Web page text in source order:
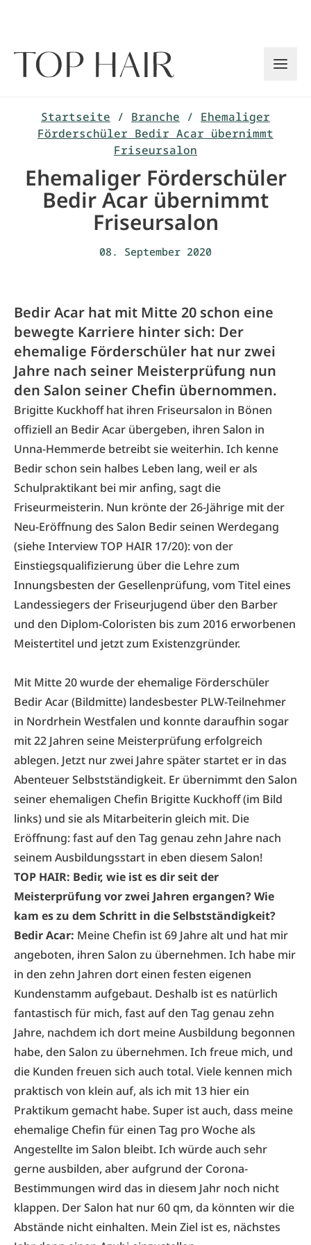
Startseite / Branche / Ehemaliger
Förderschüler Bedir Acar übernimmt
Friseursalon
Ehemaliger Förderschüler
Bedir Acar übernimmt
Friseursalon
08. September 2020
Bedir Acar hat mit Mitte 20 schon eine
bewegte Karriere hinter sich: Der
ehemalige Förderschüler hat nur zwei
Jahre nach seiner Meisterprüfung nun
den Salon seiner Chefin übernommen.
Brigitte Kuckhoff hat ihren Friseursalon in Bönen
offiziell an Bedir Acar übergeben, ihren Salon in
Unna-Hemmerde betreibt sie weiterhin. Ich kenne
Bedir schon sein halbes Leben lang, weil er als
Schulpraktikant bei mir anfing, sagt die
Friseurmeisterin. Nun krönte der 26-Jährige mit der
Neu-Eröffnung des Salon Bedir seinen Werdegang
(siehe Interview TOP HAIR 17/20): von der
Einstiegsqualifizierung über die Lehre zum
Innungsbesten der Gesellenprüfung, vom Titel eines
Landessiegers der Friseurjugend über den Barber
und den Diplom-Coloristen bis zum 2016 erworbenen
Meistertitel und jetzt zum Existenzgründer.
Mit Mitte 20 wurde der ehemalige Förderschüler
Bedir Acar (Bildmitte) landesbester PLW-Teilnehmer
in Nordrhein Westfalen und konnte daraufhin sogar
mit 22 Jahren seine Meisterprüfung erfolgreich
ablegen. Jetzt nur zwei Jahre später startet er in das
Abenteuer Selbstständigkeit. Er übernimmt den Salon
seiner ehemaligen Chefin Brigitte Kuckhoff (im Bild
links) und sie als Mitarbeiterin gleich mit. Die
Eröffnung: fast auf den Tag genau zehn Jahre nach
seinem Ausbildungsstart in eben diesem Salon!
TOP HAIR: Bedir, wie ist es dir seit der
Meisterprüfung vor zwei Jahren ergangen? Wie
kam es zu dem Schritt in die Selbstständigkeit?
Bedir Acar: Meine Chefin ist 69 Jahre alt und hat mir
angeboten, ihren Salon zu übernehmen. Ich habe mir
in den zehn Jahren dort einen festen eigenen
Kundenstamm aufgebaut. Deshalb ist es natürlich
fantastisch für mich, fast auf den Tag genau zehn
Jahre, nachdem ich dort meine Ausbildung begonnen
habe, den Salon zu übernehmen. Ich freue mich, und
die Kunden freuen sich auch total. Viele kennen mich
praktisch von klein auf, als ich mit 13 hier ein
Praktikum gemacht habe. Super ist auch, dass meine
ehemalige Chefin für einen Tag pro Woche als
Angestellte im Salon bleibt. Ich würde auch sehr
gerne ausbilden, aber aufgrund der Corona-
Bestimmungen wird das in diesem Jahr noch nicht
klappen. Der Salon hat nur 60 qm, da könnten wir die
Abstände nicht einhalten. Mein Ziel ist es, nächstes